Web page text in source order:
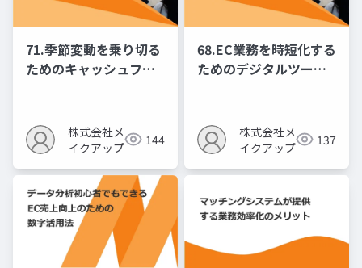
71.季節変動を乗り切る
ためのキャッシュフロ
株式会社メ
イクアップ
144
68.EC業務を時短化する
ためのデジタルツール
株式会社メ
イクアップ
137